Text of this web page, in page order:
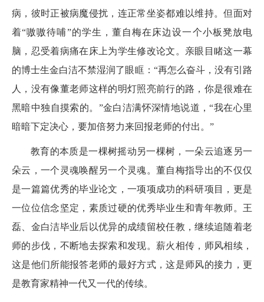
病，彼时正被病魔侵扰，连正常坐姿都难以维持。但面对
着“嗷嗷待哺”的学生，董自梅在床边设一个小板凳放电
脑，忍受着病痛在床上为学生修改论文。亲眼目睹这一幕
的博士生金白洁不禁湿润了眼眶：“再怎么奋斗，没有引路
人，没有像董老师这样的明灯照亮前行的路，你是很难在
黑暗中独自摸索的。”金白洁满怀深情地说道，“我在心里
暗暗下定决心，要加倍努力来回报老师的付出。”
教育的本质是一棵树摇动另一棵树，一朵云追逐另一
朵云，一个灵魂唤醒另一个灵魂。董自梅指导出的不仅仅
是一篇篇优秀的毕业论文，一项项成功的科研项目，更是
一位位信念坚定，素质过硬的优秀毕业生和青年教师。王
磊、金白洁毕业后以优异的成绩留校任教，继续追随着老
师的步伐，不断地去探索和发现。薪火相传，师风相续，
这是他们所能报答老师的最好方式，这是师风的接力，更
是教育家精神一代又一代的传续。